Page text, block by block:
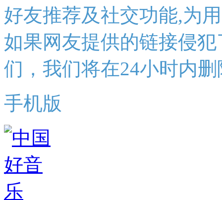
好友推荐及社交功能,为
如果网友提供的链接侵
们，我们将在24小时内
手机版